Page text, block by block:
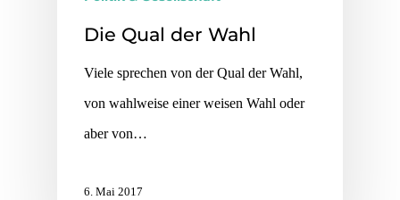
Die Qual der Wahl
Viele sprechen von der Qual der Wahl,
von wahlweise einer weisen Wahl oder
aber von…
6. Mai 2017